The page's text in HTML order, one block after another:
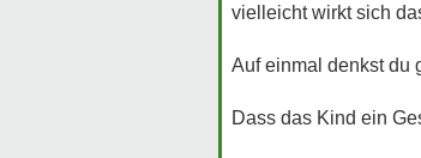
vielleicht wirkt sich
Auf einmal denkst du
Dass das Kind ein